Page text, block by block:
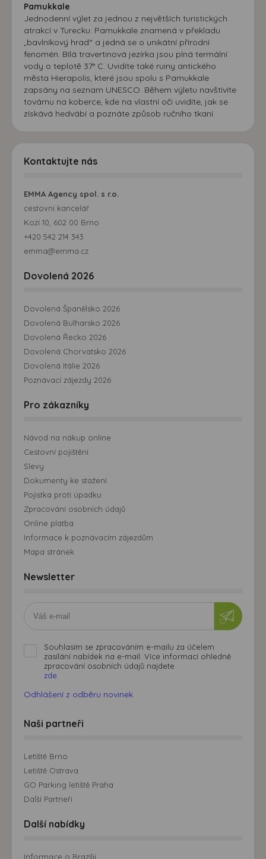
Pamukkale
Jednodenní výlet za jednou z největších turistických
atrakcí v Turecku. Pamukkale znamená v překladu
„bavlníkový hrad“ a jedná se o unikátní přírodní
fenomén. Bílá travertinová jezírka jsou plná termální
vody o teplotě 37° C. Uvidíte také ruiny antického
města Hierapolis, které jsou spolu s Pamukkale
zapsány na seznam UNESCO. Během výletu navštívíte
továrnu na koberce, kde na vlastní oči uvidíte, jak se
získává hedvábí a poznáte způsob ručního tkaní.
Kontaktujte nás
EMMA Agency spol. s r.o.
cestovní kancelář
Kozí 10, 602 00 Brno
+420 542 214 343
emma@emma.cz
Dovolená 2026
Dovolená Španělsko 2026
Dovolená Bulharsko 2026
Dovolená Řecko 2026
Dovolená Chorvatsko 2026
Dovolená Itálie 2026
Poznávací zájezdy 2026
Pro zákazníky
Návod na nákup online
Cestovní pojištění
Slevy
Dokumenty ke stažení
Pojistka proti úpadku
Zpracování osobních údajů
Online platba
Informace k poznávacím zájezdům
Mapa stránek
Newsletter
Souhlasím se zpracováním e-mailu za účelem
zasílání nabídek na e-mail. Více informací ohledně
zpracování osobních údajů najdete
zde.
Odhlášení z odběru novinek
Naši partneři
Letiště Brno
Letiště Ostrava
GO Parking letiště Praha
Další Partneři
Další nabídky
Informace o Brazílii